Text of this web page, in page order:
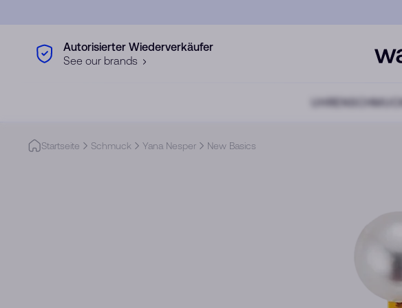
Autorisierter Wiederverkäufer
See our brands
UHREN SCHMUCK
Startseite Schmuck Yana Nesper New Basics